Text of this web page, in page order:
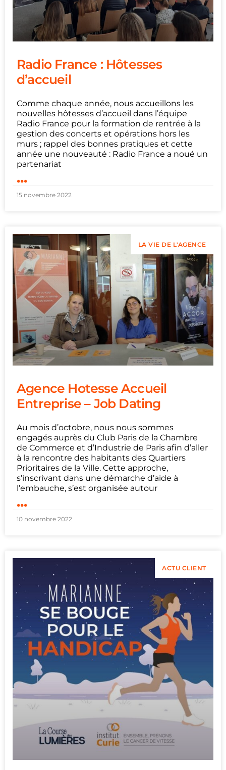
Radio France : Hôtesses
d’accueil
Comme chaque année, nous accueillons les
nouvelles hôtesses d’accueil dans l’équipe
Radio France pour la formation de rentrée à la
gestion des concerts et opérations hors les
murs ; rappel des bonnes pratiques et cette
année une nouveauté : Radio France a noué un
partenariat
...
15 novembre 2022
LA VIE DE L'AGENCE
Agence Hotesse Accueil
Entreprise – Job Dating
Au mois d’octobre, nous nous sommes
engagés auprès du Club Paris de la Chambre
de Commerce et d’Industrie de Paris afin d’aller
à la rencontre des habitants des Quartiers
Prioritaires de la Ville. Cette approche,
s’inscrivant dans une démarche d’aide à
l’embauche, s’est organisée autour
...
10 novembre 2022
ACTU CLIENT